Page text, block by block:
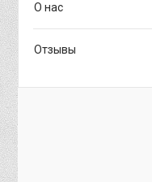
О нас
Отзывы